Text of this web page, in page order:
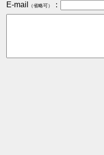
E-mail
（省略可） ：